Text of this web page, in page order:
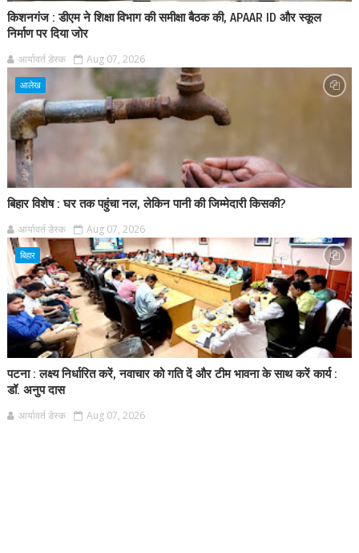
किशनगंज : डीएम ने शिक्षा विभाग की समीक्षा बैठक की, APAAR ID और स्कूल
निर्माण पर दिया जोर
आर्यावर्त डेस्क Aug 07, 2026
आलेख
बिहार विशेष : घर तक पहुंचा नल, लेकिन पानी की जिम्मेदारी किसकी?
आर्यावर्त डेस्क Aug 07, 2026
बिहार
पटना : लक्ष्य निर्धारित करें, नवाचार को गति दें और टीम भावना के साथ करें कार्य :
डॉ. अनुप दास
आर्यावर्त डेस्क Aug 07, 2026